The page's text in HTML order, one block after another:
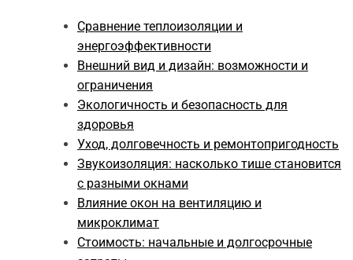
Сравнение теплоизоляции и
энергоэффективности
Внешний вид и дизайн: возможности и
ограничения
Экологичность и безопасность для
здоровья
Уход, долговечность и ремонтопригодность
Звукоизоляция: насколько тише становится
с разными окнами
Влияние окон на вентиляцию и
микроклимат
Стоимость: начальные и долгосрочные